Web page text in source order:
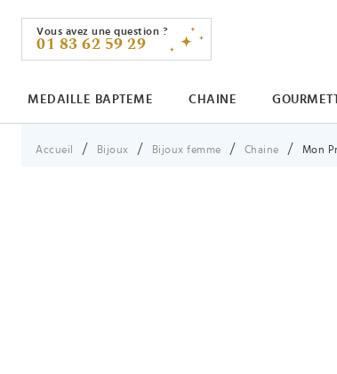
Vous avez une question ?
01 83 62 59 29
MEDAILLE BAPTEME CHAINE
Vous êtes ici :
Accueil Bijoux Bijoux femme Chaine Mon